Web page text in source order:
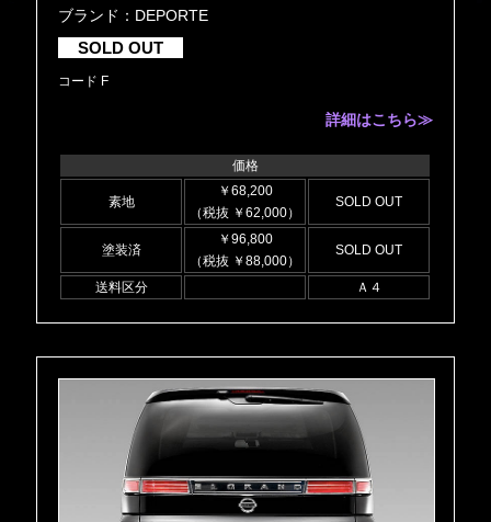
ブランド：DEPORTE
SOLD OUT
コード F
詳細はこちら≫
価格
素地
￥68,200
（税抜 ￥62,000）
SOLD OUT
塗装済
￥96,800
（税抜 ￥88,000）
SOLD OUT
送料区分 Ａ４